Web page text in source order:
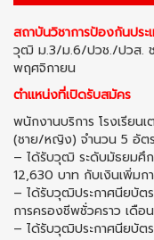
สถาบันวิชาการป้องกันปร
วุฒิ ม.3/ม.6/ปวช./ปวส.
พฤศจิกายน
ตำแหน่งที่เปิดรับสมัคร
พนักงานบริการ โรงเรียน
(ชาย/หญิง) จำนวน 5 อัต
– ได้รับวุฒิ ระดับมัธยมศึ
12,630 บาท กับเงินเพิ่มก
– ได้รับวุฒิประกาศนียบัต
การครองชีพชั่วคราว เดือ
– ได้รับวุฒิประกาศนียบัต